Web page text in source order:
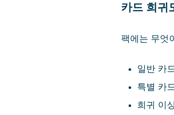
카드 희귀
팩에는 무엇
일반 카
특별 카
희귀 이